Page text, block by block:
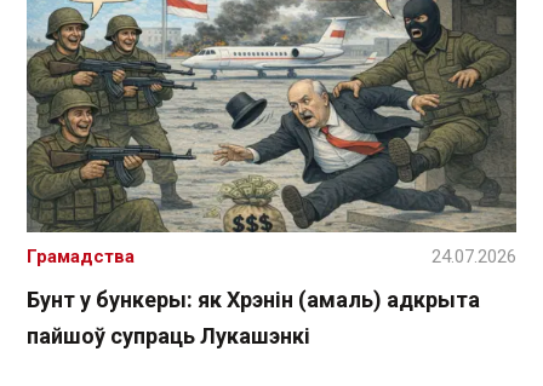
Бунт у бункеры: як Хрэнін (амаль) адкрыта
пайшоў супраць Лукашэнкі
Грамадства 24.07.2026